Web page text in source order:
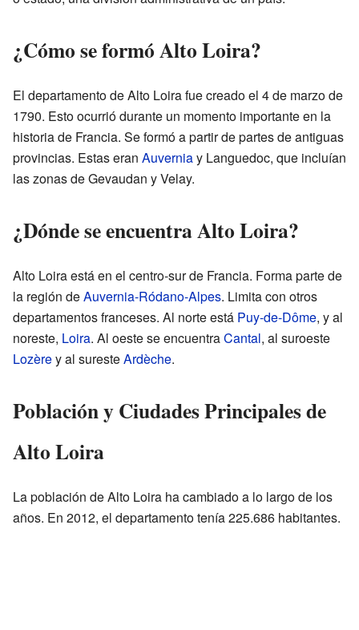
¿Cómo se formó Alto Loira?
El departamento de Alto Loira fue creado el 4 de marzo de
1790. Esto ocurrió durante un momento importante en la
historia de Francia. Se formó a partir de partes de antiguas
provincias. Estas eran Auverniay Languedoc, que incluían
las zonas de Gevaudan y Velay.
¿Dónde se encuentra Alto Loira?
Alto Loira está en el centro-sur de Francia. Forma parte de
la región deAuvernia-Ródano-Alpes. Limita con otros
departamentos franceses. Al norte está Puy-de-Dôme, y al
noreste, Loira. Al oeste se encuentraCantal, al suroeste
Lozèrey al suresteArdèche.
Población y Ciudades Principales de
Alto Loira
La población de Alto Loira ha cambiado a lo largo de los
años. En 2012, el departamento tenía 225.686 habitantes.